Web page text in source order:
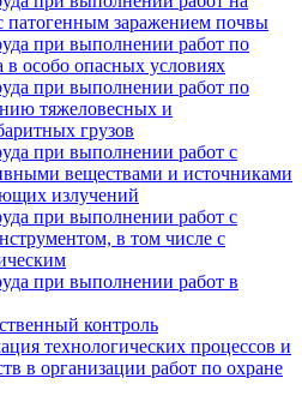
патогенным заражением почвы
при выполнении работ по
в особо опасных условиях
при выполнении работ по
тяжеловесных и
грузов
при выполнении работ с
веществами и источниками
излучений
при выполнении работ с
в том числе с
при выполнении работ в
контроль
технологических процессов и
в организации работ по охране